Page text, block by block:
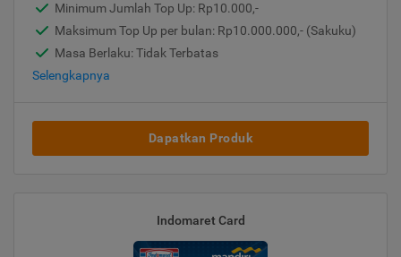
Minimum Jumlah Top Up: Rp10.000,-
Maksimum Top Up per bulan: Rp10.000.000,- (Sakuku)
Masa Berlaku: Tidak Terbatas
Selengkapnya
Dapatkan Produk
Indomaret Card